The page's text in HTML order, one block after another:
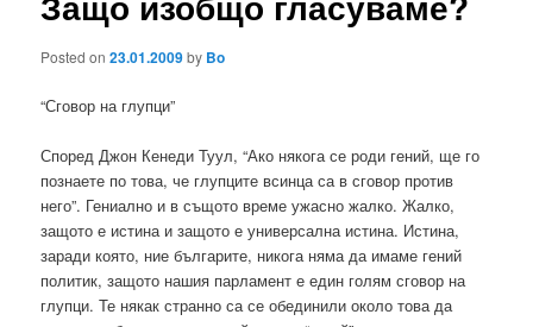
Posted on23.01.2009by Bo
“Сговор на глупци”
Според Джон Кенеди Туул, “Ако някога се роди гений, ще го
познаете по това, че глупците всинца са в сговор против
него”. Гениално и в същото време ужасно жалко. Жалко,
защото е истина и защото е универсална истина. Истина,
заради която, ние българите, никога няма да имаме гений
политик, защото нашия парламент е един голям сговор на
глупци. Те някак странно са се обединили около това да